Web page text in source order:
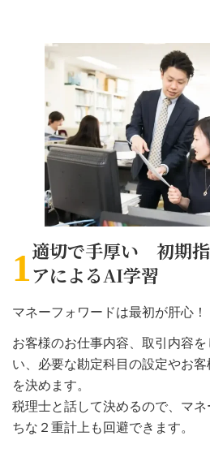
1適切で手厚い 初期
アによるAI学習
マネーフォワードは最初が肝心！
お客様のお仕事内容、取引内容
い、必要な勘定科目の設定やお
を決めます。
税理士と話して決めるので、マ
ちな２重計上も回避できます。